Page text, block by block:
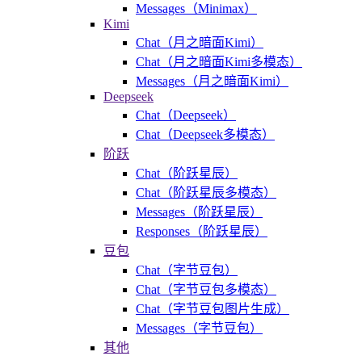
Messages（Minimax）
Kimi
Chat（月之暗面Kimi）
Chat（月之暗面Kimi多模态）
Messages（月之暗面Kimi）
Deepseek
Chat（Deepseek）
Chat（Deepseek多模态）
阶跃
Chat（阶跃星辰）
Chat（阶跃星辰多模态）
Messages（阶跃星辰）
Responses（阶跃星辰）
豆包
Chat（字节豆包）
Chat（字节豆包多模态）
Chat（字节豆包图片生成）
Messages（字节豆包）
其他